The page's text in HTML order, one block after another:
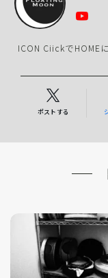
ICON CiickでHOME
ポストする